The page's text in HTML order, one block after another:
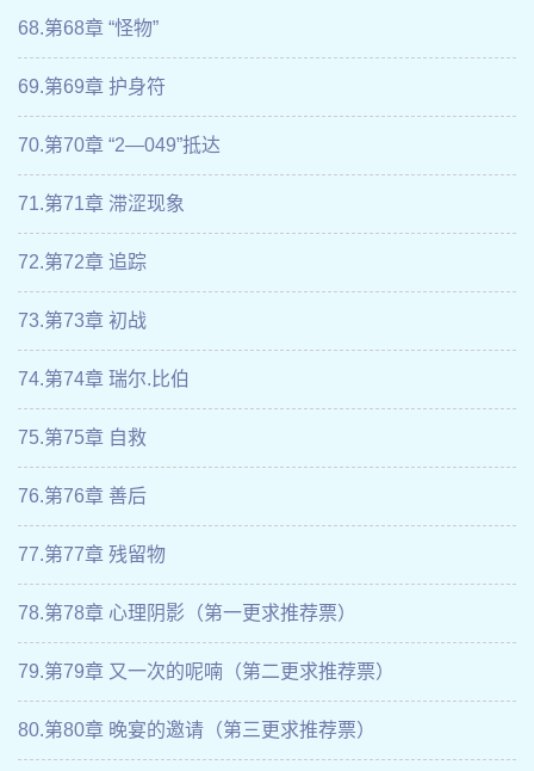
68.第68章 “怪物”
69.第69章 护身符
70.第70章 “2—049”抵达
71.第71章 滞涩现象
72.第72章 追踪
73.第73章 初战
74.第74章 瑞尔.比伯
75.第75章 自救
76.第76章 善后
77.第77章 残留物
78.第78章 心理阴影（第一更求推荐票）
79.第79章 又一次的呢喃（第二更求推荐票）
80.第80章 晚宴的邀请（第三更求推荐票）